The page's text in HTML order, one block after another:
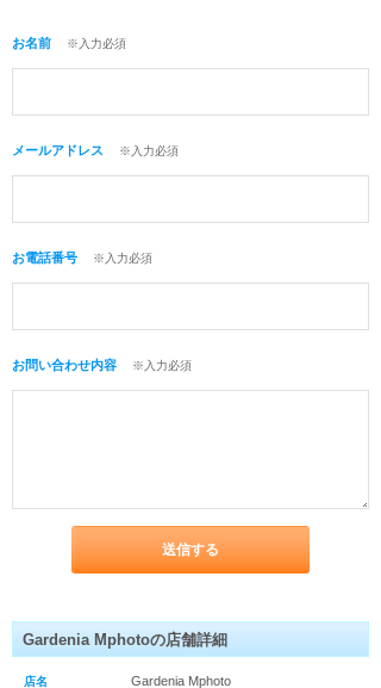
お名前 ※入力必須
メールアドレス ※入力必須
お電話番号 ※入力必須
お問い合わせ内容 ※入力必須
Gardenia Mphotoの店舗詳細
店名 Gardenia Mphoto